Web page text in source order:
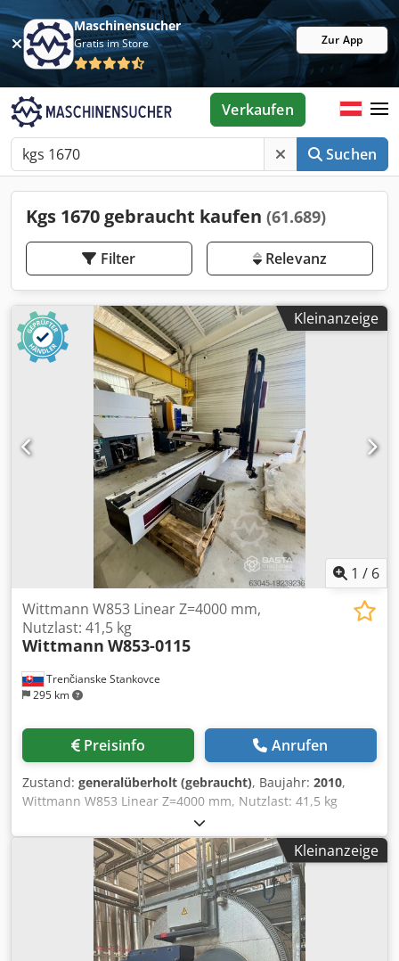
Maschinensucher
Gratis im Store Zur App
Suchen
Verkaufen
Kgs 1670 gebraucht kaufen (61.689)
Filter Relevanz
Kleinanzeige
1 / 6
Trenčianske Stankovce
295 km
Wittmann W853 Linear Z=4000 mm,
Nutzlast: 41,5 kg
Wittmann W853-0115
Preisinfo Anrufen
Zustand: generalüberholt (gebraucht), Baujahr: 2010,
Wittmann W853 Linear Z=4000 mm, Nutzlast: 41,5 kg
Dksdpfx Ajwnfmfsa Tor Anzahl der Achsen: 3 X: 1500 mm
Y: 2600 mm Z: 4000 mm \+ pneumatische C-Achse
Reichweite: 4000 mm Nutzlast: 41 kg Der Roboter verfügt
über eine NEUE CPU und neue Akkus und wurde von
einem Wittmann-Techniker in unserem Ausstellungsraum
umfassend getestet.
Kleinanzeige